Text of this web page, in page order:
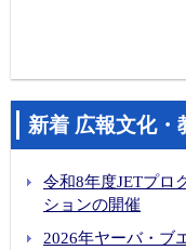
新着 広報文化・
令和8年度JETプロ
ションの開催
2026年ヤーバ・ブ